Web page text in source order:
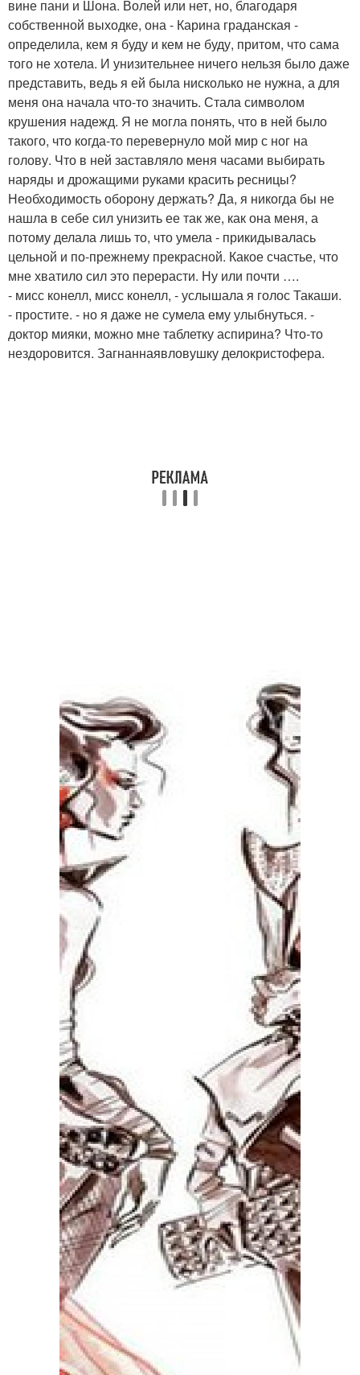
вине пани и Шона. Волей или нет, но, благодаря
собственной выходке, она - Карина граданская -
определила, кем я буду и кем не буду, притом, что сама
того не хотела. И унизительнее ничего нельзя было даже
представить, ведь я ей была нисколько не нужна, а для
меня она начала что-то значить. Стала символом
крушения надежд. Я не могла понять, что в ней было
такого, что когда-то перевернуло мой мир с ног на
голову. Что в ней заставляло меня часами выбирать
наряды и дрожащими руками красить ресницы?
Необходимость оборону держать? Да, я никогда бы не
нашла в себе сил унизить ее так же, как она меня, а
потому делала лишь то, что умела - прикидывалась
цельной и по-прежнему прекрасной. Какое счастье, что
мне хватило сил это перерасти. Ну или почти ….
- мисс конелл, мисс конелл, - услышала я голос Такаши.
- простите. - но я даже не сумела ему улыбнуться. -
доктор мияки, можно мне таблетку аспирина? Что-то
нездоровится. Загнаннаявловушку делокристофера.